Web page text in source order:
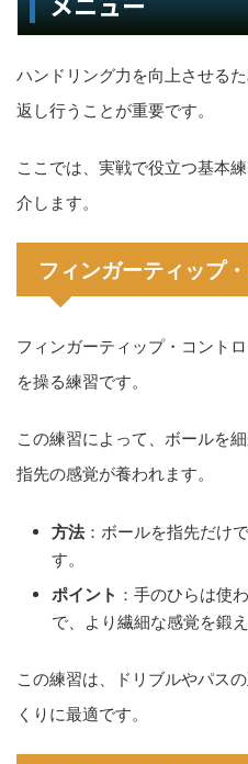
ハンドリング力を向上させる
返し行うことが重要です。
ここでは、実戦で役立つ基本
介します。
フィンガーティップ
フィンガーティップ・コント
を操る練習です。
この練習によって、ボールを
指先の感覚が養われます。
方法：ボールを指先だけ
す。
ポイント ：手のひらは使
で、より繊細な感覚を鍛
この練習は、ドリブルやパス
くりに最適です。